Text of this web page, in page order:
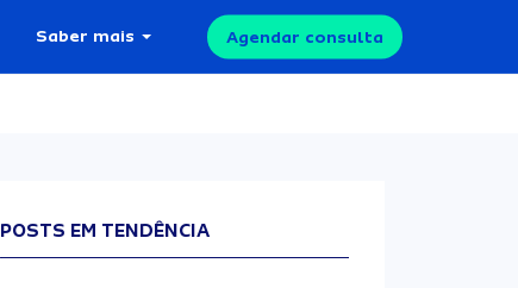
Saber mais Agendar consulta
POSTS EM TENDÊNCIA